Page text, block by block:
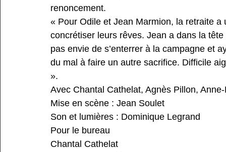
renoncement.
« Pour Odile et Jean Marmion, la retraite
concrétiser leurs rêves. Jean a dans la
pas envie de s’enterrer à la campagne et
du mal à faire un autre sacrifice. Difficile
».
Avec Chantal Cathelat, Agnès
Mise en
Son et lumières : Dominique Legrand
Pour le bureau
Chantal